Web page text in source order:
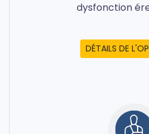
dysfonction
DÉTAILS DE